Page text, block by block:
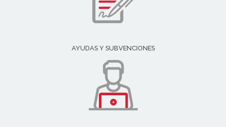
AYUDAS Y SUBVENCIONES